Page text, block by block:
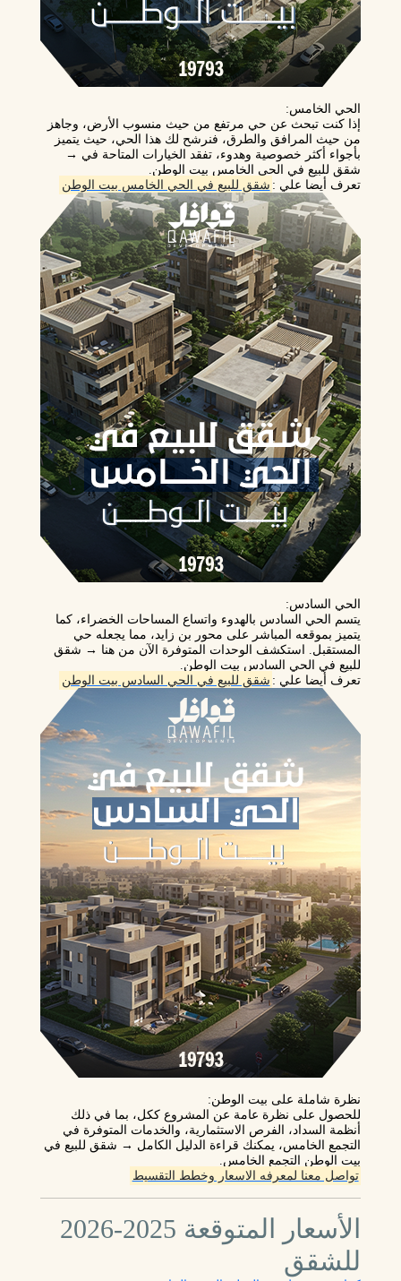
الحي الخامس:
إذا كنت تبحث عن حي مرتفع من حيث منسوب الأرض، وجاهز
من حيث المرافق والطرق، فنرشح لك هذا الحي، حيث يتميز
بأجواء أكثر خصوصية وهدوء، تفقد الخيارات المتاحة في →
شقق للبيع في الحي الخامس بيت الوطن.
تعرف أيضا علي : شقق للبيع في الحي الخامس بيت الوطن
الحي السادس:
يتسم الحي السادس بالهدوء واتساع المساحات الخضراء، كما
يتميز بموقعه المباشر على محور بن زايد، مما يجعله حي
المستقبل. استكشف الوحدات المتوفرة الآن من هنا → شقق
للبيع في الحي السادس بيت الوطن.
تعرف أيضا علي : شقق للبيع في الحي السادس بيت الوطن
نظرة شاملة على بيت الوطن:
للحصول على نظرة عامة عن المشروع ككل، بما في ذلك
أنظمة السداد، الفرص الاستثمارية، والخدمات المتوفرة في
التجمع الخامس، يمكنك قراءة الدليل الكامل → شقق للبيع في
بيت الوطن التجمع الخامس.
تواصل معنا لمعرفه الاسعار وخطط التقسيط
الأسعار المتوقعة 2025‑2026
للشقق